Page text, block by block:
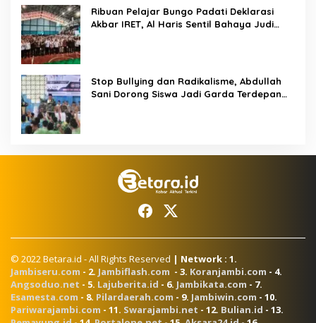
Ribuan Pelajar Bungo Padati Deklarasi
Akbar IRET, Al Haris Sentil Bahaya Judi
Stop Bullying dan Radikalisme, Abdullah
Sani Dorong Siswa Jadi Garda Terdepan
© 2022 Betara.id - All Rights Reserved | Network : 1.
Jambiseru.com - 2. Jambiflash.com - 3. Koranjambi.com - 4.
Angsoduo.net - 5. Lajuberita.id - 6. Jambikata.com - 7.
Esamesta.com - 8. Pilardaerah.com - 9. Jambiwin.com - 10.
Pariwarajambi.com - 11. Swarajambi.net - 12. Bulian.id - 13.